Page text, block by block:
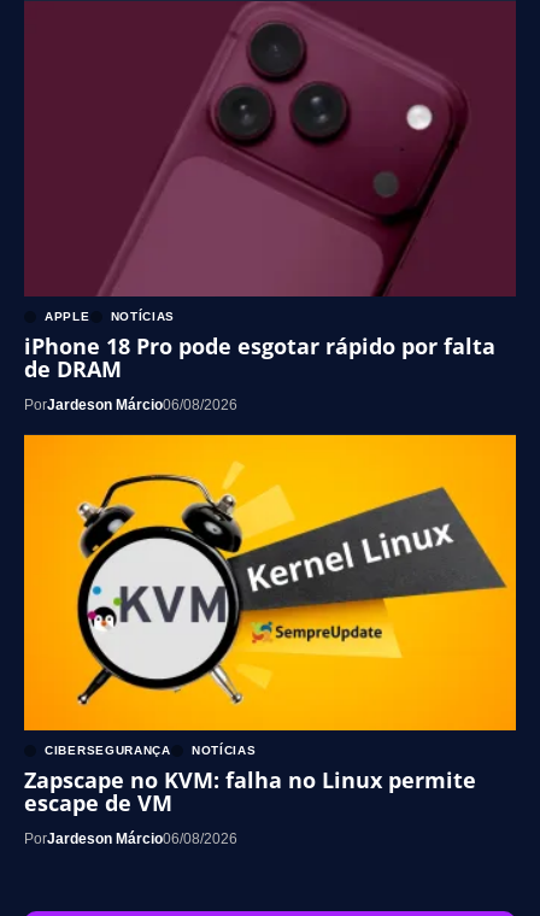
APPLE NOTÍCIAS
iPhone 18 Pro pode esgotar rápido por falta
de DRAM
PorJardeson Márcio06/08/2026
CIBERSEGURANÇA NOTÍCIAS
Zapscape no KVM: falha no Linux permite
escape de VM
PorJardeson Márcio06/08/2026